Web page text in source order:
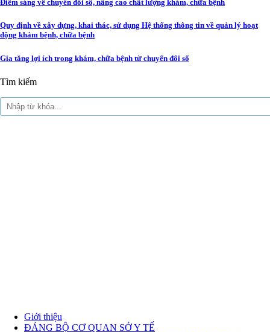
Điểm sáng về chuyển đổi số, nâng cao chất lượng khám, chữa bệnh
Quy định về xây dựng, khai thác, sử dụng Hệ thống thông tin về quản lý hoạt
động khám bệnh, chữa bệnh
Gia tăng lợi ích trong khám, chữa bệnh từ chuyển đổi số
Tìm kiếm
Giới thiệu
ĐẢNG BỘ CƠ QUAN SỞ Y TẾ